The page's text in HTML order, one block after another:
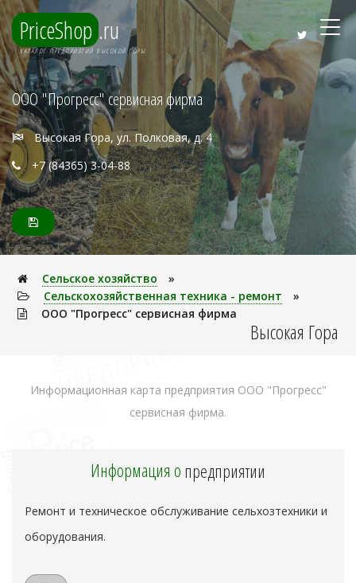
PriceShop .ru
КАТАЛОГ ПРЕДПРИЯТИЙ ВЫСОКОЙ ГОРЫ
ООО "Прогресс" сервисная фирма
Высокая Гора, ул. Полковая, д. 4
+7 (84365) 3-04-88
Сельское хозяйство
»
Сельскохозяйственная техника - ремонт
»
ООО "Прогресс" сервисная фирма
Высокая Гора
Информационная карта предприятия ООО "Прогресс"
сервисная фирма.
Информация опредприятии
Ремонт и техническое обслуживание сельхозтехники и
оборудования.